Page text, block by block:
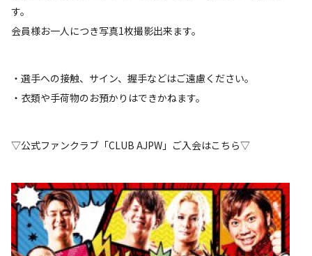
す。
会員様お一人につき写真1枚撮影出来ます。
・選手への接触、サイン、握手などはご遠慮ください。
・衣類や手荷物のお預かりはできかねます。
▽公式ファンクラブ「CLUB AJPW」ご入会はこちら▽